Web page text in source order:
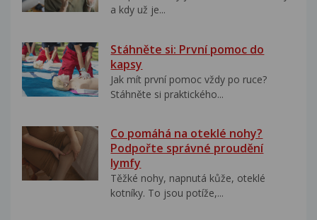
a kdy už je...
Stáhněte si: První pomoc do
kapsy
Jak mít první pomoc vždy po ruce?
Stáhněte si praktického...
Co pomáhá na oteklé nohy?
Podpořte správné proudění
lymfy
Těžké nohy, napnutá kůže, oteklé
kotníky. To jsou potíže,...